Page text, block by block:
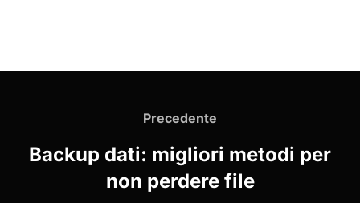
Precedente
Precedente
Backup dati: migliori metodi per
non perdere file